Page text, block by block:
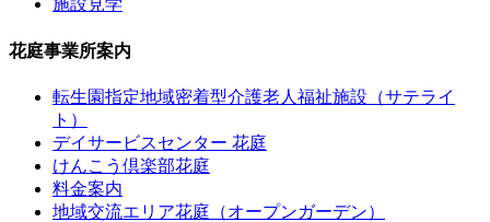
施設見学
花庭事業所案内
転生園指定地域密着型介護老人福祉施設（サテライ
ト）
デイサービスセンター 花庭
けんこう倶楽部花庭
料金案内
地域交流エリア花庭（オープンガーデン）